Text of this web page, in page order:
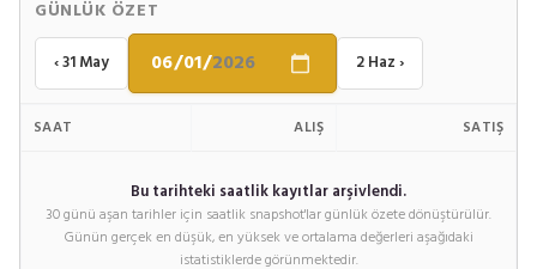
GÜNLÜK ÖZET
‹ 31 May 2 Haz ›
SAAT ALIŞ SATIŞ
Bu tarihteki saatlik kayıtlar arşivlendi.
30 günü aşan tarihler için saatlik snapshot'lar günlük özete dönüştürülür.
Günün gerçek en düşük, en yüksek ve ortalama değerleri aşağıdaki
istatistiklerde görünmektedir.